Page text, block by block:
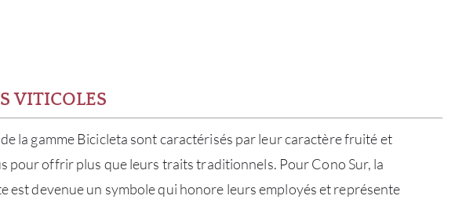
VITICOLES
la gamme Bicicleta sont caractérisés par leur caractère fruité et
pour offrir plus que leurs traits traditionnels. Pour Cono Sur, la
est devenue un symbole qui honore leurs employés et représente